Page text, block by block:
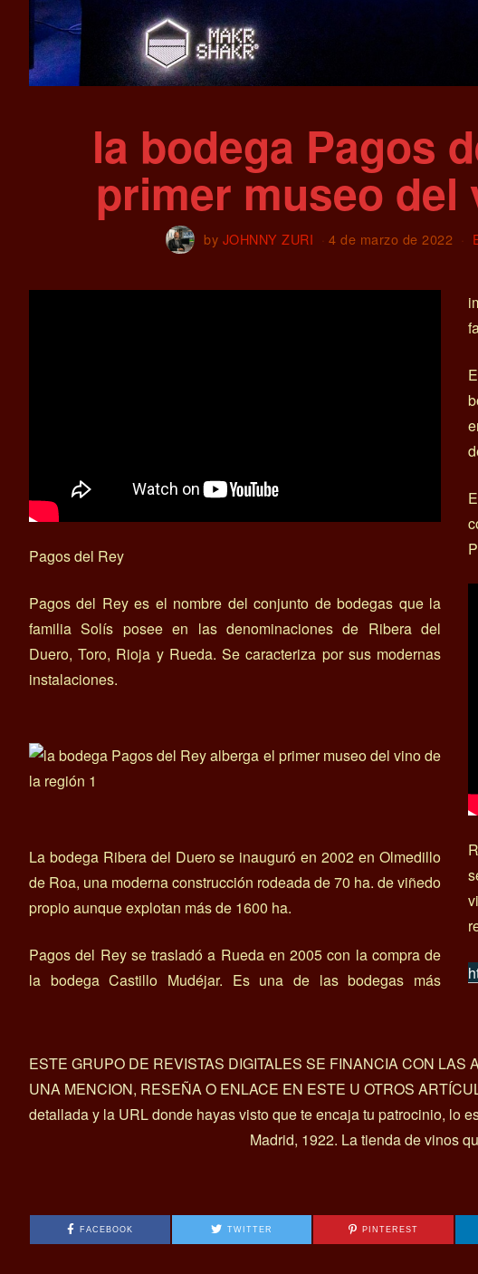
la bodega Pagos
primer museo del
by JOHNNY ZURI 4 de marzo de 2022
Pagos del Rey
Pagos del Rey es el nombre del conjunto de bodegas que la
familia Solís posee en las denominaciones de Ribera del
Duero, Toro, Rioja y Rueda. Se caracteriza por sus modernas
instalaciones.
La bodega Ribera del Duero se inauguró en 2002 en Olmedillo
de Roa, una moderna construcción rodeada de 70 ha. de viñedo
propio aunque explotan más de 1600 ha.
Pagos del Rey se trasladó a Rueda en 2005 con la compra de
la bodega Castillo Mudéjar. Es una de las bodegas más
ESTE GRUPO DE REVISTAS DIGITALES SE FINANCIA CON LAS
UNA MENCION, RESEÑA O ENLACE EN ESTE U OTROS
detallada y la URL donde hayas visto que te encaja tu patrocinio, lo
Madrid, 1922. La tienda de vinos
FACEBOOK TWITTER PINTEREST